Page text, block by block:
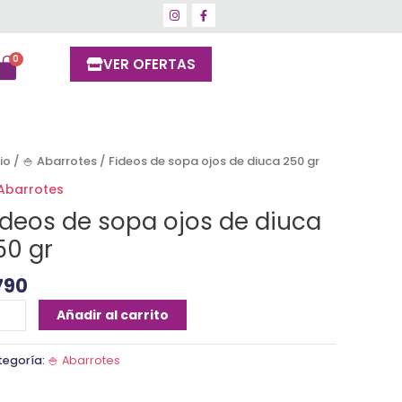
VER OFERTAS
/ 🍚 Abarrotes / Fideos de sopa ojos de diuca 250 gr
de sopa ojos de diuca
gr
Añadir al carrito
🍚 Abarrotes